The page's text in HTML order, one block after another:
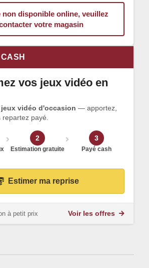
non disponible online, veuillez
votre magasin
vos jeux vidéo en
jeux vidéo d'occasion — apportez,
repartez payé.
2
Estimation gratuite
3
Payé cash
Estimer ma reprise
à petit prix Voir les offres